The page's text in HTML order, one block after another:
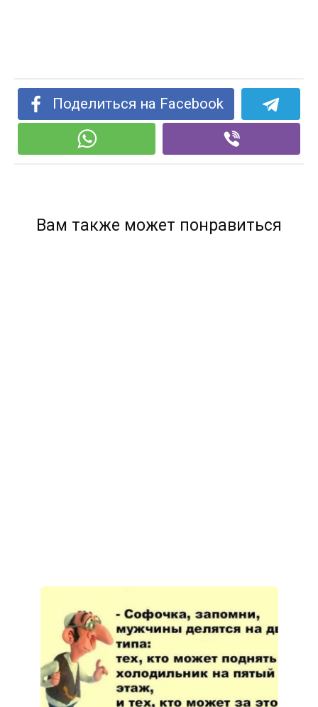
Поделиться на Facebook
Вам также может понравиться